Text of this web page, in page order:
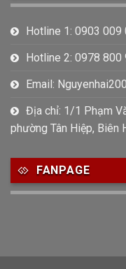
Hotline 1: 0903 009
Hotline 2: 0978 800
Email:
Địa chỉ: 1/1 Phạm
phường Tân Hiệp, Biên
FANPAGE